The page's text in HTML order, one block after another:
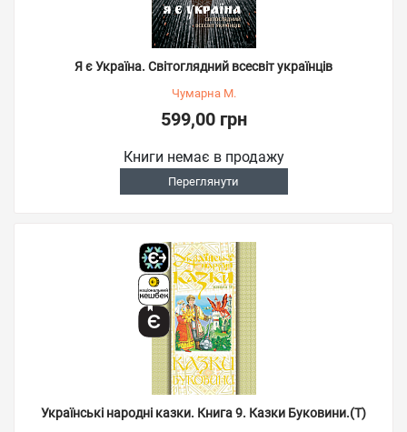
Я є Україна. Світоглядний всесвіт українців
Чумарна М.
599,00 грн
Книги немає в продажу
Переглянути
Українські народні казки. Книга 9. Казки Буковини.(Т)